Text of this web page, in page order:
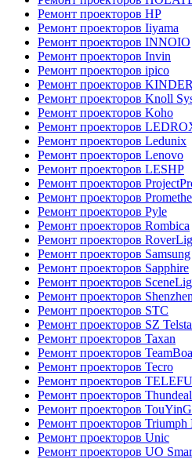
Ремонт проекторов HP
Ремонт проекторов Iiyama
Ремонт проекторов INNOIO
Ремонт проекторов Invin
Ремонт проекторов ipico
Ремонт проекторов
Ремонт проекторов Knoll
Ремонт проекторов Koho
Ремонт проекторов
Ремонт проекторов Ledunix
Ремонт проекторов Lenovo
Ремонт проекторов LESHP
Ремонт проекторов
Ремонт проекторов
Ремонт проекторов Pyle
Ремонт проекторов Rombica
Ремонт проекторов
Ремонт проекторов Samsung
Ремонт проекторов Sapphire
Ремонт проекторов
Ремонт проекторов
Ремонт проекторов STC
Ремонт проекторов SZ
Ремонт проекторов Taxan
Ремонт проекторов
Ремонт проекторов Tecro
Ремонт проекторов
Ремонт проекторов Thundeal
Ремонт проекторов
Ремонт проекторов Triumph
Ремонт проекторов Unic
Ремонт проекторов UO